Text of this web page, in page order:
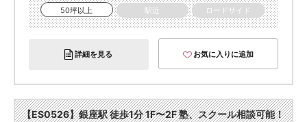
50坪以上
駅近 ロードサイド
詳細を見る お気に入りに追加
【ES0526】銀座駅 徒歩1分 1F〜2F 塾、スクール相談可能！